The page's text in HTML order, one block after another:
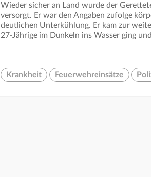
Wieder sicher an Land wurde der
versorgt. Er war den Angaben zufolge
deutlichen Unterkühlung. Er kam zur
27-Jährige im Dunkeln ins Wasser ging
Krankheit Feuerwehreinsätze